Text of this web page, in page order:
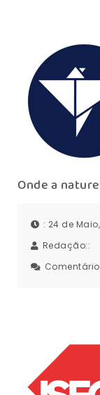
Onde a
: 24 de
Redação::